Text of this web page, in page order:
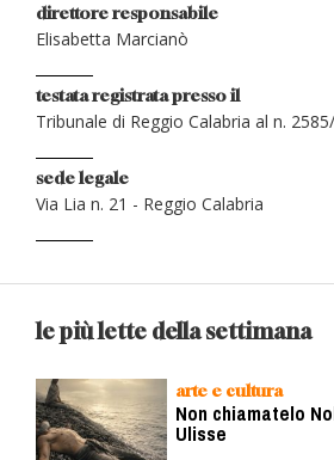
direttore responsabile
Elisabetta Marcianò
testata registrata presso il
Tribunale di Reggio Calabria al n.
sede legale
Via Lia n. 21 - Reggio Calabria
le più lette della settimana
arte e cultura
Non chiamatelo
Ulisse